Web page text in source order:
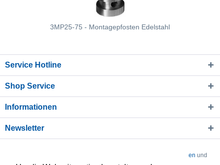
3MP25-75 - Montagepfosten Edelstahl
Service Hotline
Shop Service
Informationen
Newsletter
Versandkosten und